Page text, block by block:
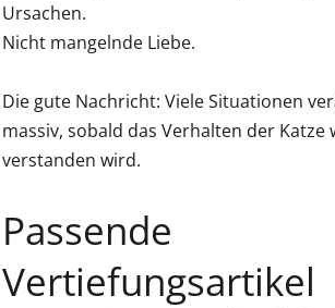
Ursachen.
Nicht mangelnde Liebe.
Die gute Nachricht: Viele Situationen
massiv, sobald das Verhalten der Katze
verstanden wird.
Passende
Vertiefungsartikel